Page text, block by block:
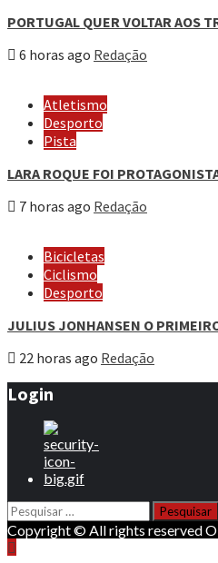
PORTUGAL QUER VOLTAR AOS
6 horas ago Redação
Atletismo
Desporto
Pista
LARA ROQUE FOI
7 horas ago Redação
Bicicletas
Ciclismo
Desporto
JULIUS JONHANSEN O
22 horas ago Redação
Login
Pesquisar
por:
Copyright © All rights reserved